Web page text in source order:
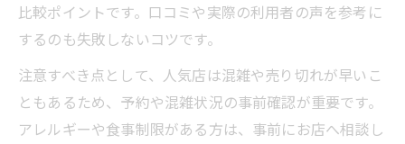
比較ポイントです。口コミや実際の利用者の声を参考に
するのも失敗しないコツです。
注意すべき点として、人気店は混雑や売り切れが早いこ
ともあるため、予約や混雑状況の事前確認が重要です。
アレルギーや食事制限がある方は、事前にお店へ相談し